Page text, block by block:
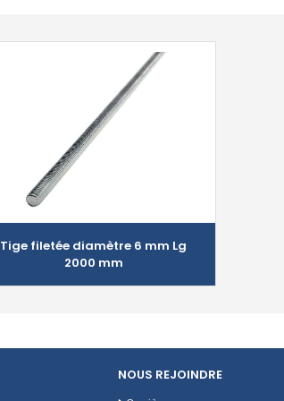
Tige filetée diamètre 6 mm Lg
2000 mm
NOUS REJOINDRE